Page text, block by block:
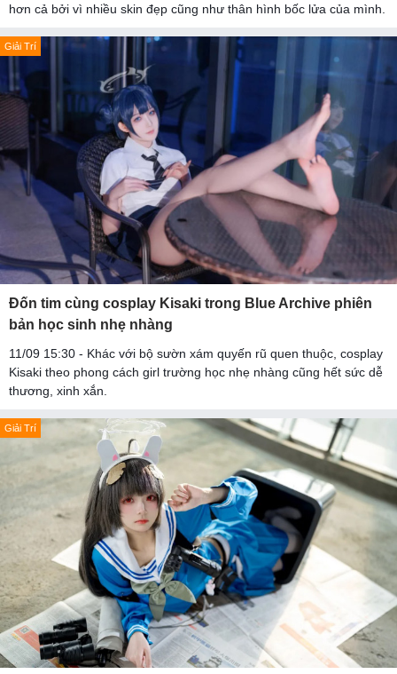
hơn cả bởi vì nhiều skin đẹp cũng như thân hình bốc lửa của mình.
Giải Trí
Đốn tim cùng cosplay Kisaki trong Blue Archive phiên
bản học sinh nhẹ nhàng
11/09 15:30 - Khác với bộ sườn xám quyến rũ quen thuộc, cosplay
Kisaki theo phong cách girl trường học nhẹ nhàng cũng hết sức dễ
thương, xinh xắn.
Giải Trí